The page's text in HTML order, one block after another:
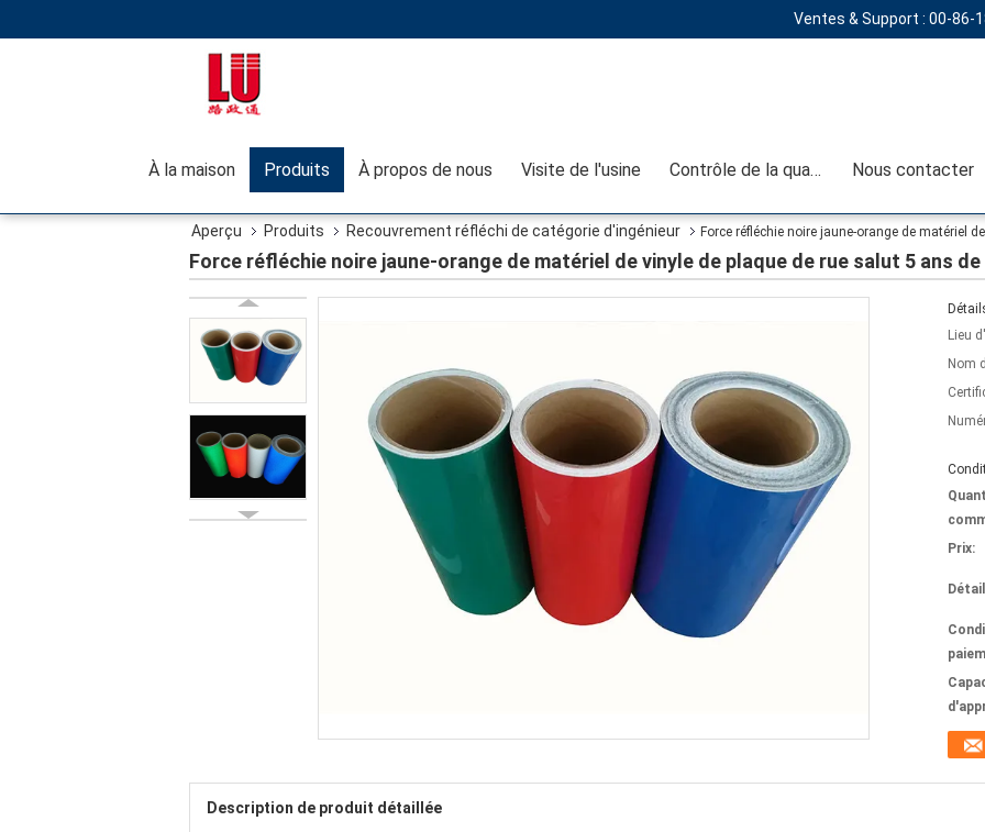
Ventes & Support : 00-86-
À la maison Produits À propos de nous Visite de l'usine Contrôle de la qualité Nous contacter
Aperçu Produits Recouvrement réfléchi de catégorie d'ingénieur Force réfléchie noire jaune-orange de matériel
Force réfléchie noire jaune-orange de matériel de vinyle de plaque de rue salut 5 ans
Lieu
Nom
Prix:
Description de produit détaillée